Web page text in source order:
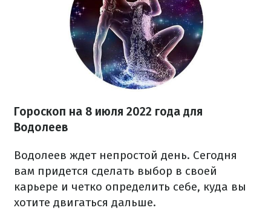
Гороскоп на 8 июля 2022 года для
Водолеев
Водолеев ждет непростой день. Сегодня
вам придется сделать выбор в своей
карьере и четко определить себе, куда вы
хотите двигаться дальше.